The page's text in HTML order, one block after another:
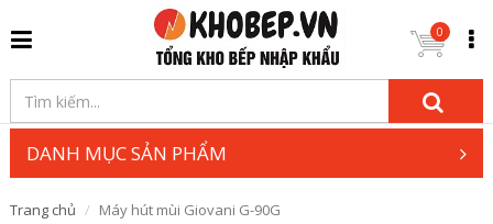
0
DANH MỤC SẢN PHẨM
Trang chủ Máy hút mùi Giovani G-90G